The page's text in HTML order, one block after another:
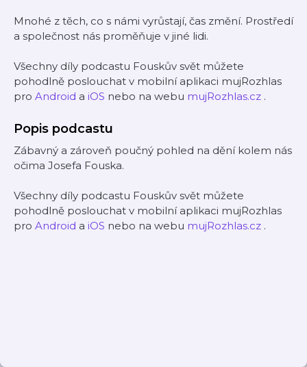
Mnohé z těch, co s námi vyrůstají, čas změní. Prostředí
a společnost nás proměňuje v jiné lidi.
Všechny díly podcastu Fouskův svět můžete
pohodlně poslouchat v mobilní aplikaci mujRozhlas
pro Android a iOS nebo na webu mujRozhlas.cz .
Popis podcastu
Zábavný a zároveň poučný pohled na dění kolem nás
očima Josefa Fouska.
Všechny díly podcastu Fouskův svět můžete
pohodlně poslouchat v mobilní aplikaci mujRozhlas
pro Android a iOS nebo na webu mujRozhlas.cz .